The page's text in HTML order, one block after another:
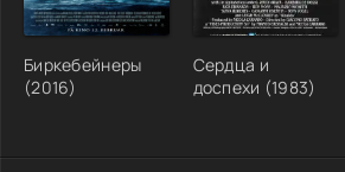
Биркебейнеры
(2016)
Сердца и
доспехи (1983)